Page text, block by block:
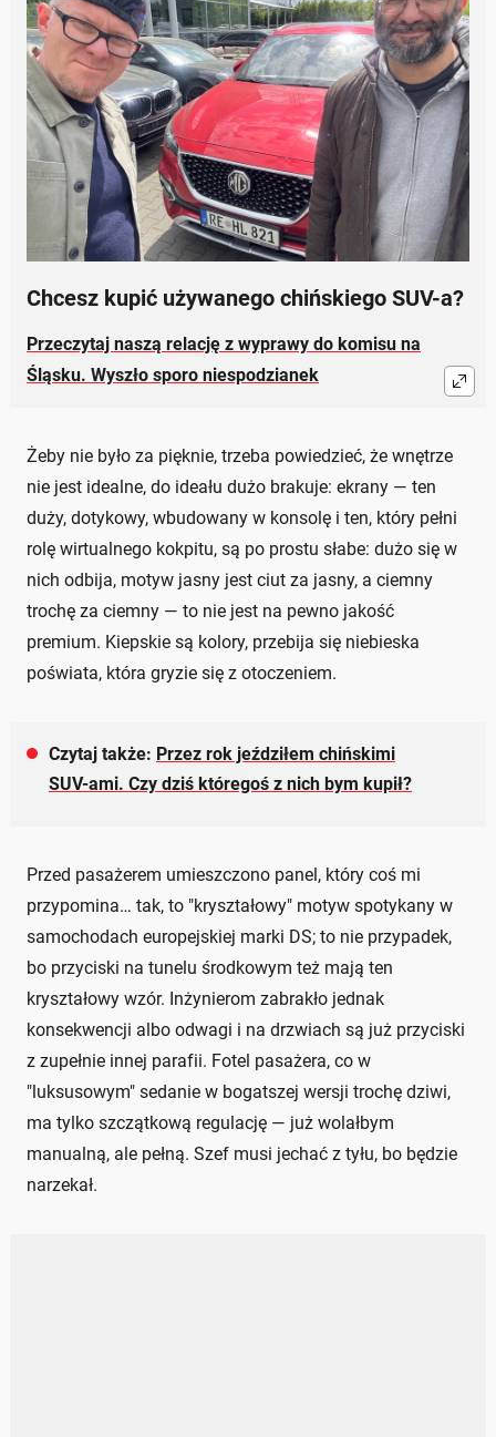
Chcesz kupić używanego chińskiego SUV-a?
Przeczytaj naszą relację z wyprawy do komisu na
Śląsku. Wyszło sporo niespodzianek
Żeby nie było za pięknie, trzeba powiedzieć, że wnętrze
nie jest idealne, do ideału dużo brakuje: ekrany — ten
duży, dotykowy, wbudowany w konsolę i ten, który pełni
rolę wirtualnego kokpitu, są po prostu słabe: dużo się w
nich odbija, motyw jasny jest ciut za jasny, a ciemny
trochę za ciemny — to nie jest na pewno jakość
premium. Kiepskie są kolory, przebija się niebieska
poświata, która gryzie się z otoczeniem.
Czytaj także: Przez rok jeździłem chińskimi
SUV-ami. Czy dziś któregoś z nich bym kupił?
Przed pasażerem umieszczono panel, który coś mi
przypomina… tak, to "kryształowy" motyw spotykany w
samochodach europejskiej marki DS; to nie przypadek,
bo przyciski na tunelu środkowym też mają ten
kryształowy wzór. Inżynierom zabrakło jednak
konsekwencji albo odwagi i na drzwiach są już przyciski
z zupełnie innej parafii. Fotel pasażera, co w
"luksusowym" sedanie w bogatszej wersji trochę dziwi,
ma tylko szczątkową regulację — już wolałbym
manualną, ale pełną. Szef musi jechać z tyłu, bo będzie
narzekał.